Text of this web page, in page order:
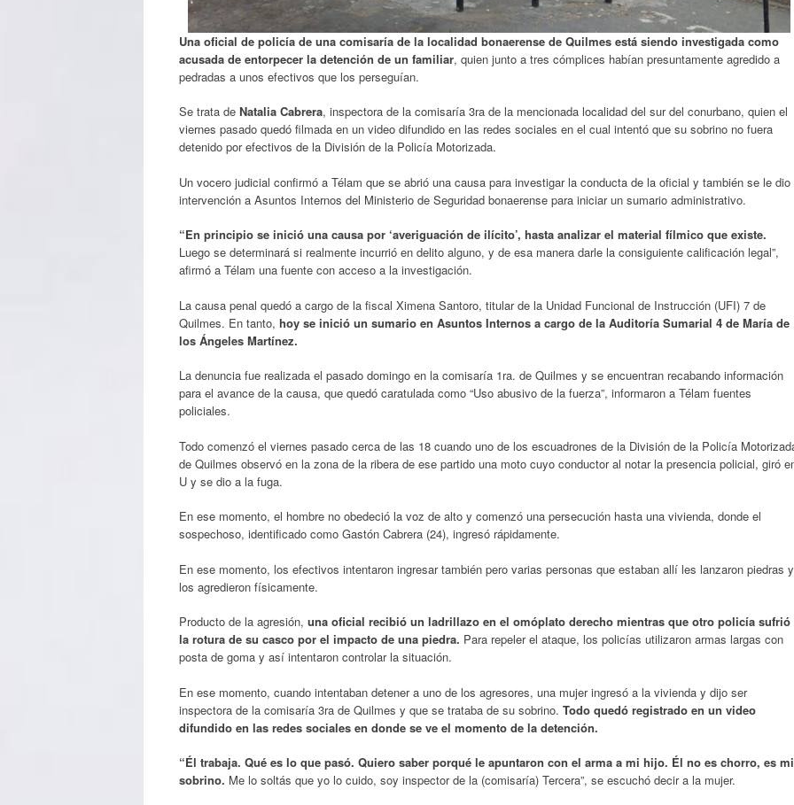
Una oficial de policía de una comisaría de la localidad bonaerense de Quilmes está siendo investigada como
acusada de entorpecer la detención de un familiar, quien junto a tres cómplices habían presuntamente agredido a
pedradas a unos efectivos que los perseguían.
Se trata de Natalia Cabrera, inspectora de la comisaría 3ra de la mencionada localidad del sur del conurbano, quien el
viernes pasado quedó filmada en un video difundido en las redes sociales en el cual intentó que su sobrino no fuera
detenido por efectivos de la División de la Policía Motorizada.
Un vocero judicial confirmó a Télam que se abrió una causa para investigar la conducta de la oficial y también se le dio
intervención a Asuntos Internos del Ministerio de Seguridad bonaerense para iniciar un sumario administrativo.
“En principio se inició una causa por ‘averiguación de ilícito’, hasta analizar el material fílmico que existe.
Luego se determinará si realmente incurrió en delito alguno, y de esa manera darle la consiguiente calificación legal”,
afirmó a Télam una fuente con acceso a la investigación.
La causa penal quedó a cargo de la fiscal Ximena Santoro, titular de la Unidad Funcional de Instrucción (UFI) 7 de
Quilmes. En tanto, hoy se inició un sumario en Asuntos Internos a cargo de la Auditoría Sumarial 4 de María de
los Ángeles Martínez.
La denuncia fue realizada el pasado domingo en la comisaría 1ra. de Quilmes y se encuentran recabando información
para el avance de la causa, que quedó caratulada como “Uso abusivo de la fuerza”, informaron a Télam fuentes
policiales.
Todo comenzó el viernes pasado cerca de las 18 cuando uno de los escuadrones de la División de la Policía
de Quilmes observó en la zona de la ribera de ese partido una moto cuyo conductor al notar la presencia policial, giró
U y se dio a la fuga.
En ese momento, el hombre no obedeció la voz de alto y comenzó una persecución hasta una vivienda, donde el
sospechoso, identificado como Gastón Cabrera (24), ingresó rápidamente.
En ese momento, los efectivos intentaron ingresar también pero varias personas que estaban allí les lanzaron piedras y
los agredieron físicamente.
Producto de la agresión, una oficial recibió un ladrillazo en el omóplato derecho mientras que otro policía sufrió
la rotura de su casco por el impacto de una piedra. Para repeler el ataque, los policías utilizaron armas largas con
posta de goma y así intentaron controlar la situación.
En ese momento, cuando intentaban detener a uno de los agresores, una mujer ingresó a la vivienda y dijo ser
inspectora de la comisaría 3ra de Quilmes y que se trataba de su sobrino. Todo quedó registrado en un video
difundido en las redes sociales en donde se ve el momento de la detención.
“Él trabaja. Qué es lo que pasó. Quiero saber porqué le apuntaron con el arma a mi hijo. Él no es chorro, es mi
sobrino. Me lo soltás que yo lo cuido, soy inspector de la (comisaría) Tercera”, se escuchó decir a la mujer.